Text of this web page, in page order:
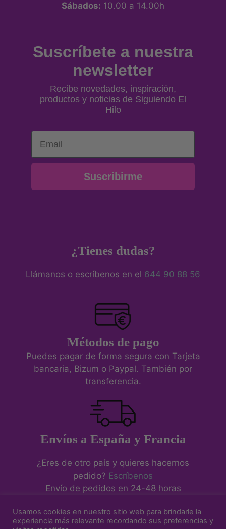
Sábados: 10.00 a 14.00h
Suscríbete a nuestra
newsletter
Recibe novedades, inspiración,
productos y noticias de Siguiendo El
Hilo
Email
Suscribirme
¿Tienes dudas?
Llámanos o escríbenos en el 644 90 88 56
Métodos de pago
Puedes pagar de forma segura con Tarjeta
bancaria, Bizum o Paypal. También por
transferencia.
Envíos a España y Francia
¿Eres de otro país y quieres hacernos
pedido? Escríbenos
Envío de pedidos en 24-48 horas
Usamos cookies en nuestro sitio web para brindarle la
experiencia más relevante recordando sus preferencias y